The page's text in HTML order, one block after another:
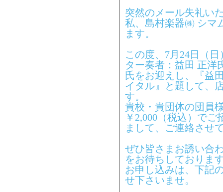
突然のメール失礼い
私、島村楽器㈱ シマ
ます。
この度、7月24日（
ター奏者：益田 正洋
氏をお迎えし、『益
イタル』と題して、
す。
貴校・貴団体の団員
￥2,000（税込）で
まして、ご連絡させ
ぜひ皆さまお誘い合
をお待ちしておりま
お申し込みは、下記
せ下さいませ。